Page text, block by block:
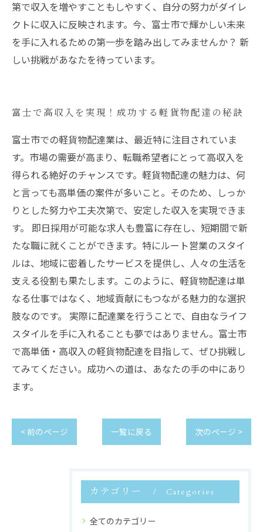
第で収入を増やすこともしやすく、自分の努力がダイレ
クトに収入に反映されます。今、富士市で輝かしい未来
を手に入れるための第一歩を踏み出してみませんか？ 新
しい挑戦があなたを待っています。
富士で高収入を実現！成功する軽貨物配達の秘訣
富士市での軽貨物配達業は、最近特に注目されていま
す。市場の需要が高まり、転職希望者にとって高収入を
得られる絶好のチャンスです。軽貨物配達の魅力は、何
と言っても高単価の案件が多いこと。そのため、しっか
りとした努力や工夫次第で、安定した収入を実現できま
す。 即日採用が可能な求人も豊富に存在し、短期間で新
たな職に就くことができます。特にルート営業のスタイ
ルは、地域に密着したサービスを提供し、人々の生活を
支える役割も果たします。このように、軽貨物配達は単
なる仕事ではなく、地域貢献にもつながる魅力的な選択
肢なのです。 実際に配達業を行うことで、自由なライフ
スタイルを手に入れることも夢ではありません。富士市
で高単価・高収入の軽貨物配達を目指して、ぜひ挑戦し
てみてください。成功への道は、あなたの手の中にあり
ます。
< 前のページ 一覧に戻る 次のページ >
カテゴリー Categories
全てのカテゴリー